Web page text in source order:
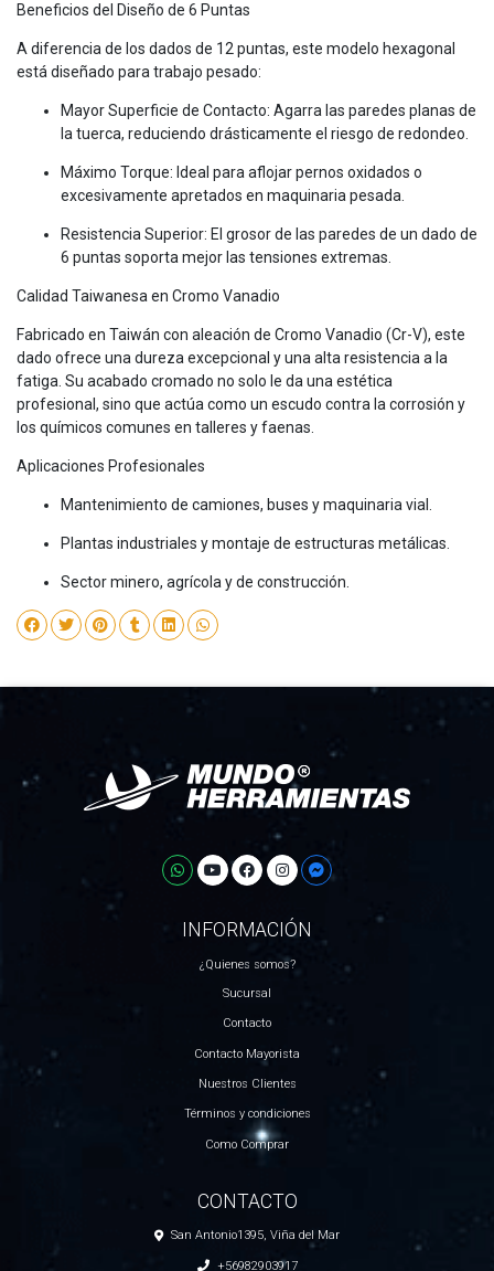
Beneficios del Diseño de 6 Puntas
A diferencia de los dados de 12 puntas, este modelo hexagonal
está diseñado para trabajo pesado:
Mayor Superficie de Contacto: Agarra las paredes planas de
la tuerca, reduciendo drásticamente el riesgo de redondeo.
Máximo Torque: Ideal para aflojar pernos oxidados o
excesivamente apretados en maquinaria pesada.
Resistencia Superior: El grosor de las paredes de un dado de
6 puntas soporta mejor las tensiones extremas.
Calidad Taiwanesa en Cromo Vanadio
Fabricado en Taiwán con aleación de Cromo Vanadio (Cr-V), este
dado ofrece una dureza excepcional y una alta resistencia a la
fatiga. Su acabado cromado no solo le da una estética
profesional, sino que actúa como un escudo contra la corrosión y
los químicos comunes en talleres y faenas.
Aplicaciones Profesionales
Mantenimiento de camiones, buses y maquinaria vial.
Plantas industriales y montaje de estructuras metálicas.
Sector minero, agrícola y de construcción.
INFORMACIÓN
¿Quienes somos?
Sucursal
Contacto
Contacto Mayorista
Nuestros Clientes
Términos y condiciones
Como Comprar
CONTACTO
San Antonio1395, Viña del Mar
+56982903917